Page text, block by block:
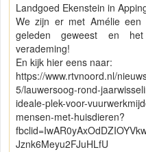
Landgoed Ekenstein in
We zijn er met Amélie een
geleden geweest en
verademing!
En kijk hier eens naar:
https://www.rtvnoord.nl/
5/lauwersoog-rond-
ideale-plek-voor-
mensen-met-huisdieren?
Jznk6Meyu2FJuHLfU